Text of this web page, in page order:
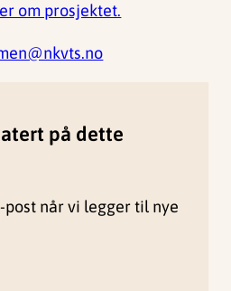
om prosjektet.
på dette
post når vi legger til nye